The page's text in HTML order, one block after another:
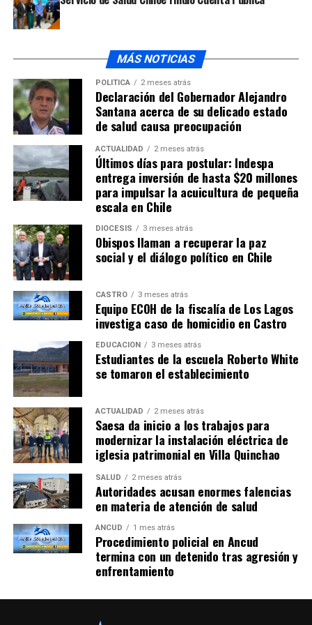
MÁS NOTICIAS
POLÍTICA 2 meses atrás
Declaración del Gobernador Alejandro
Santana acerca de su delicado estado
de salud causa preocupación
ACTUALIDAD 2 meses atrás
Últimos días para postular: Indespa
entrega inversión de hasta $20 millones
para impulsar la acuicultura de pequeña
escala en Chile
DIÓCESIS 3 meses atrás
Obispos llaman a recuperar la paz
social y el diálogo político en Chile
CASTRO 3 meses atrás
Equipo ECOH de la fiscalía de Los Lagos
investiga caso de homicidio en Castro
EDUCACIÓN 3 meses atrás
Estudiantes de la escuela Roberto White
se tomaron el establecimiento
ACTUALIDAD 2 meses atrás
Saesa da inicio a los trabajos para
modernizar la instalación eléctrica de
iglesia patrimonial en Villa Quinchao
SALUD 2 meses atrás
Autoridades acusan enormes falencias
en materia de atención de salud
ANCUD 1 mes atrás
Procedimiento policial en Ancud
termina con un detenido tras agresión y
enfrentamiento